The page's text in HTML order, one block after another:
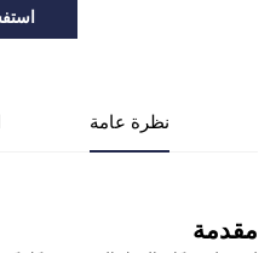
نظرة عامة
مقدمة